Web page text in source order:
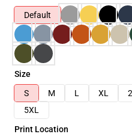
Default
Size
S
M L XL
5XL
Print Location